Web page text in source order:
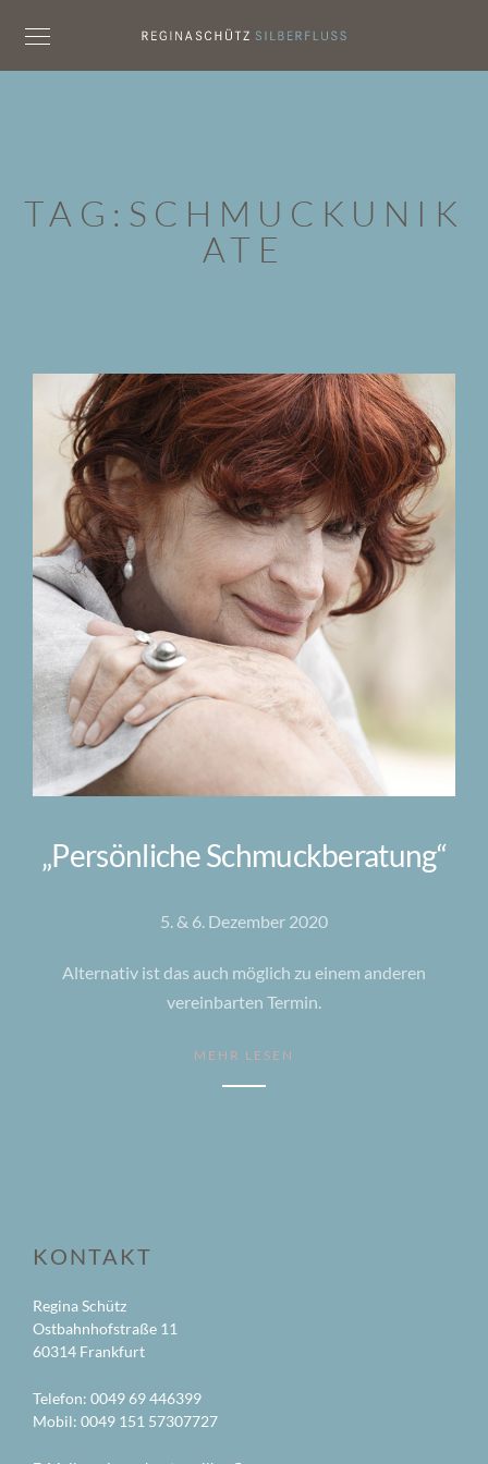
TAG: SCHMUCKUNIK
ATE
„Persönliche Schmuckberatung“
5. & 6. Dezember 2020
Alternativ ist das auch möglich zu einem anderen
vereinbarten Termin.
MEHR LESEN
KONTAKT
Regina Schütz
Ostbahnhofstraße 11
60314 Frankfurt
Telefon: 0049 69 446399
Mobil: 0049 151 57307727